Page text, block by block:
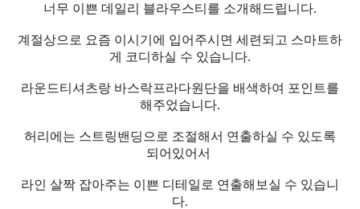
너무 이쁜 데일리 블라우스티를 소개해드립니다.
계절상으로 요즘 이시기에 입어주시면 세련되고 스마트하
게 코디하실 수 있습니다.
라운드티셔츠랑 바스락프라다원단을 배색하여 포인트를
해주었습니다.
허리에는 스트링밴딩으로 조절해서 연출하실 수 있도록
되어있어서
라인 살짝 잡아주는 이쁜 디테일로 연출해보실 수 있습니
다.